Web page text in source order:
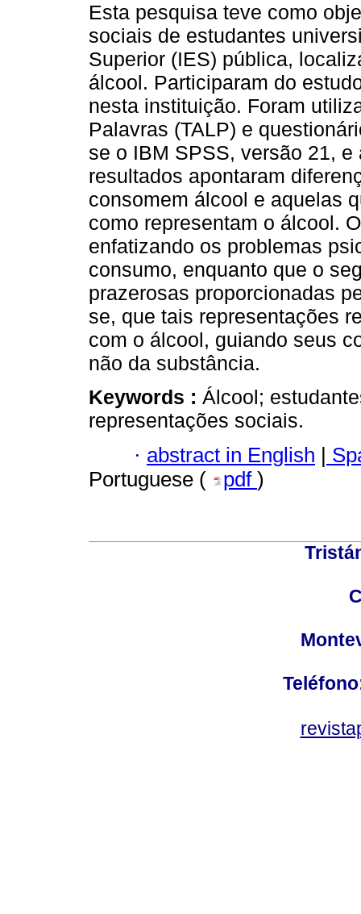
Esta pesquisa teve como
sociais de estudantes
Superior (IES) pública,
álcool. Participaram do
nesta instituição. Foram
Palavras (TALP) e
se o IBM SPSS, versão 21,
resultados apontaram
consomem álcool e aquelas
como representam o álcool.
enfatizando os problemas
consumo, enquanto que o
prazerosas proporcionadas
se, que tais representações
com o álcool, guiando seus
não da substância.
Keywords : Álcool;
representações sociais.
· abstract in English |
Portuguese (
pdf )